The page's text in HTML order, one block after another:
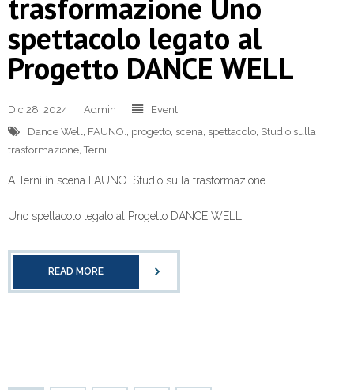
spettacolo legato al
Progetto DANCE WELL
Dic 28, 2024 Admin
Eventi
Dance Well, FAUNO., progetto, scena, spettacolo, Studio sulla
trasformazione,Terni
A Terni in scena FAUNO. Studio sulla trasformazione
Uno spettacolo legato al Progetto DANCE WELL
READ MORE